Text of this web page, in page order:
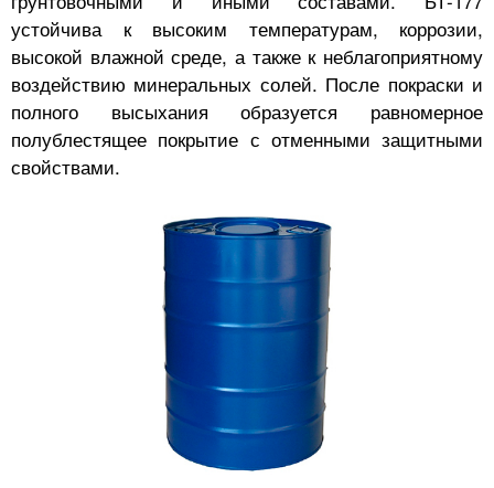
устойчива к высоким температурам, коррозии,
высокой влажной среде, а также к неблагоприятному
воздействию минеральных солей. После покраски и
полного высыхания образуется равномерное
полублестящее покрытие с отменными защитными
свойствами.